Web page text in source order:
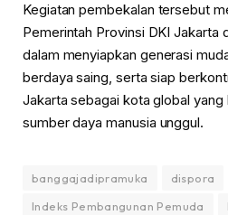
Kegiatan pembekalan tersebut
Pemerintah Provinsi DKI Jakarta
dalam menyiapkan generasi
berdaya saing, serta siap
Jakarta sebagai kota global yang
sumber daya manusia unggul.
banggajadipramuka
dispora
Indeks Pembangunan Pemuda